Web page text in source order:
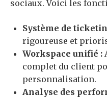
sociaux. Voici les
Système de
rigoureuse et
Workspace unifié :
complet du client
personnalisation.
Analyse des